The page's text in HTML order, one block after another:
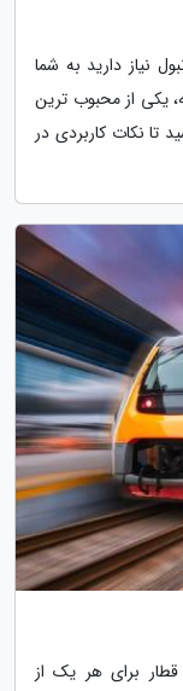
نیاز دارید به شما
یکی از محبوب ترین
تا نکات کاربردی در
برای هر یک از